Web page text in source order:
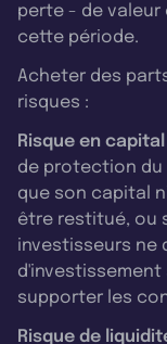
perte - de valeur
cette période.
Acheter des
risques :
Risque en capital
de protection du
que son capital
être restitué, ou
investisseurs ne
d'investissement
supporter les
Risque de